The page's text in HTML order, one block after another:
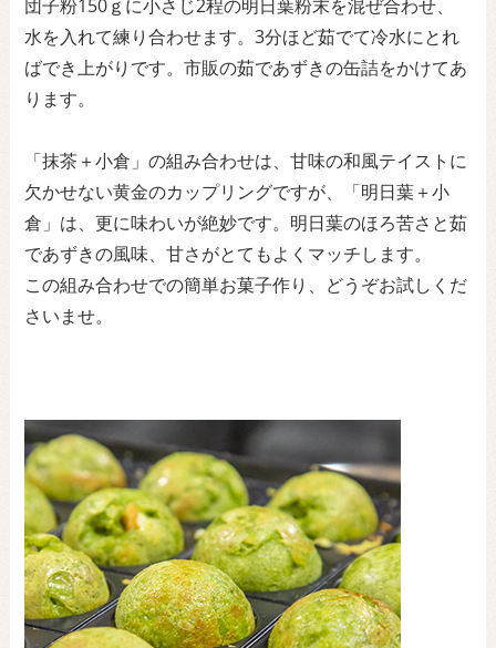
団子粉150ｇに小さじ2程の明日葉粉末を混ぜ合わせ、
水を入れて練り合わせます。3分ほど茹でて冷水にとれ
ばでき上がりです。市販の茹であずきの缶詰をかけてあ
ります。
「抹茶＋小倉」の組み合わせは、甘味の和風テイストに
欠かせない黄金のカップリングですが、「明日葉＋小
倉」は、更に味わいが絶妙です。明日葉のほろ苦さと茹
であずきの風味、甘さがとてもよくマッチします。
この組み合わせでの簡単お菓子作り、どうぞお試しくだ
さいませ。